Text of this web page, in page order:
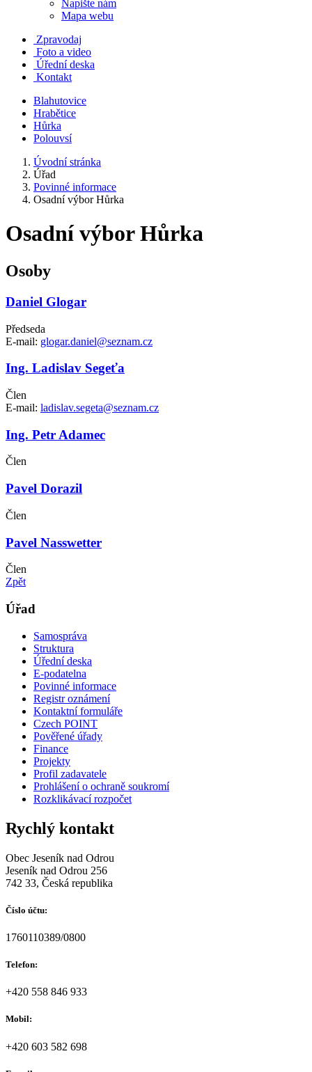
Napište nám
Mapa webu
Zpravodaj
Foto a video
Úřední deska
Kontakt
Blahutovice
Hrabětice
Hůrka
Polouvsí
Úvodní stránka
Úřad
Povinné informace
Osadní výbor Hůrka
Osadní výbor Hůrka
Osoby
Daniel Glogar
Předseda
E-mail: glogar.daniel@seznam.cz
Ing. Ladislav Segeťa
Člen
E-mail: ladislav.segeta@seznam.cz
Ing. Petr Adamec
Člen
Pavel Dorazil
Člen
Pavel Nasswetter
Člen
Zpět
Úřad
Samospráva
Struktura
Úřední deska
E-podatelna
Povinné informace
Registr oznámení
Kontaktní formuláře
Czech POINT
Pověřené úřady
Finance
Projekty
Profil zadavatele
Prohlášení o ochraně soukromí
Rozklikávací rozpočet
Rychlý kontakt
Obec Jeseník nad Odrou
Jeseník nad Odrou 256
742 33, Česká republika
Číslo účtu:
1760110389/0800
Telefon:
+420 558 846 933
Mobil:
+420 603 582 698